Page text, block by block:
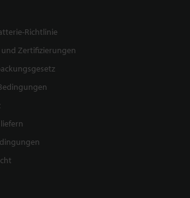
Richtlinie
Zertifizierungen
liefern